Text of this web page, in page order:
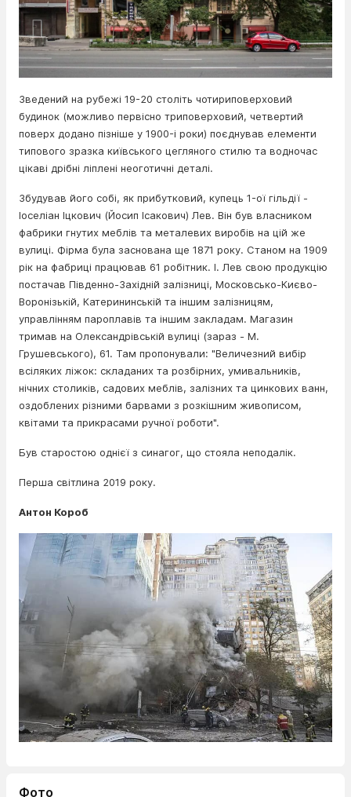
Зведений на рубежі 19-20 століть чотириповерховий
будинок (можливо первісно триповерховий, четвертий
поверх додано пізніше у 1900-і роки) поєднував елементи
типового зразка київського цегляного стилю та водночас
цікаві дрібні ліплені неоготичні деталі.
Збудував його собі, як прибутковий, купець 1-ої гільдії -
Іоселіан Іцкович (Йосип Ісакович) Лев. Він був власником
фабрики гнутих меблів та металевих виробів на цій же
вулиці. Фірма була заснована ще 1871 року. Станом на 1909
рік на фабриці працював 61 робітник. І. Лев свою продукцію
постачав Південно-Західній залізниці, Московсько-Києво-
Воронізькій, Катерининській та іншим залізницям,
управлінням пароплавів та іншим закладам. Магазин
тримав на Олександрівській вулиці (зараз - М.
Грушевського), 61. Там пропонували: "Величезний вибір
всіляких ліжок: складаних та розбірних, умивальників,
нічних столиків, садових меблів, залізних та цинкових ванн,
оздоблених різними барвами з розкішним живописом,
квітами та прикрасами ручної роботи".
Був старостою однієї з синагог, що стояла неподалік.
Перша світлина 2019 року.
Антон Короб
Фото